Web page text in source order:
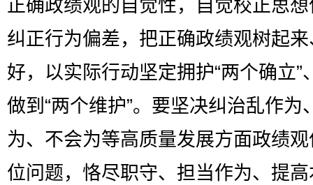
正确政绩观的自觉性，自觉校正思
纠正行为偏差，把正确政绩观树起
好，以实际行动坚定拥护“两个确立”
做到“两个维护”。要坚决纠治乱作为
为、不会为等高质量发展方面政绩
位问题，恪尽职守、担当作为、提